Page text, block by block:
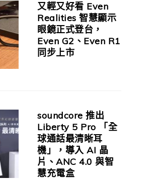
又輕又好看 Even
Realities 智慧顯示
眼鏡正式登台，
Even G2、Even R1
同步上市
soundcore 推出
Liberty 5 Pro 「全
球通話最清晰耳
機」，導入 AI 晶
片、ANC 4.0 與智
慧充電盒